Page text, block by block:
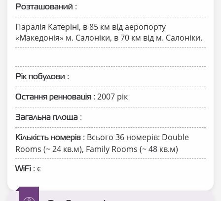
Розташований :
Паралія Катеріні, в 85 км від аеропорту
«Македонія» м. Салоніки, в 70 км від м. Салоніки.
Рік побудови :
Остання ренновація : 2007 рік
Загальна площа :
Кількість номерів : Всього 36 номерів: Double
Rooms (~ 24 кв.м), Family Rooms (~ 48 кв.м)
WiFi : є